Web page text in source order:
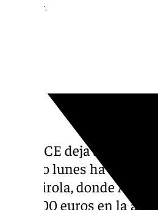
Compartir:
La ONCE deja 500.000
pasado lunes ha
Fuengirola, donde
500.000 euros en la